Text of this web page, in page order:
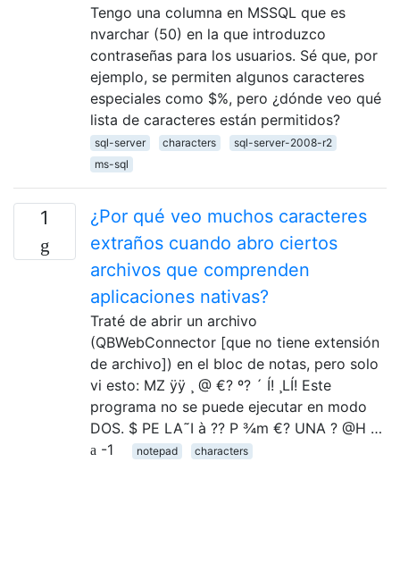
Tengo una columna en MSSQL que es
nvarchar (50) en la que introduzco
contraseñas para los usuarios. Sé que, por
ejemplo, se permiten algunos caracteres
especiales como $%, pero ¿dónde veo qué
lista de caracteres están permitidos?
sql-server characters
sql-server-2008-r2
ms-sql
1
¿Por qué veo muchos caracteres
extraños cuando abro ciertos
archivos que comprenden
aplicaciones nativas?
Traté de abrir un archivo
(QBWebConnector [que no tiene extensión
de archivo]) en el bloc de notas, pero solo
vi esto: MZ ÿÿ ¸ @ €? º? ´ Í! ¸LÍ! Este
programa no se puede ejecutar en modo
DOS. $ PE LA˜I à ?? P ¾m €? UNA ? @H …
-1
notepad characters